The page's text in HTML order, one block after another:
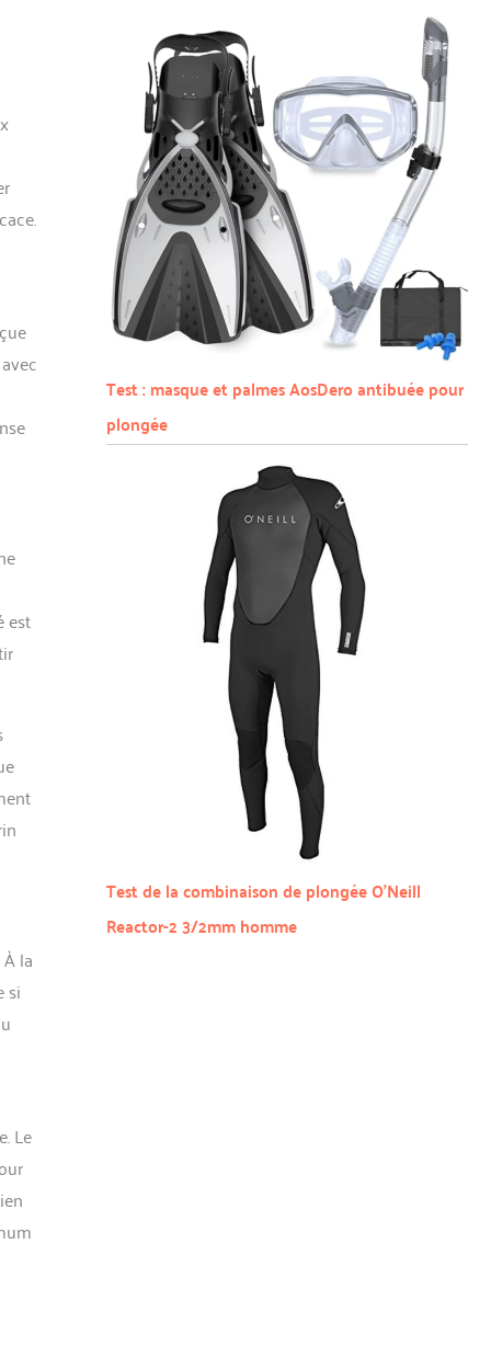
est
la
si
Le
Test : masque et palmes AosDero antibuée pour
plongée
Test de la combinaison de plongée O’Neill
Reactor-2 3/2mm homme